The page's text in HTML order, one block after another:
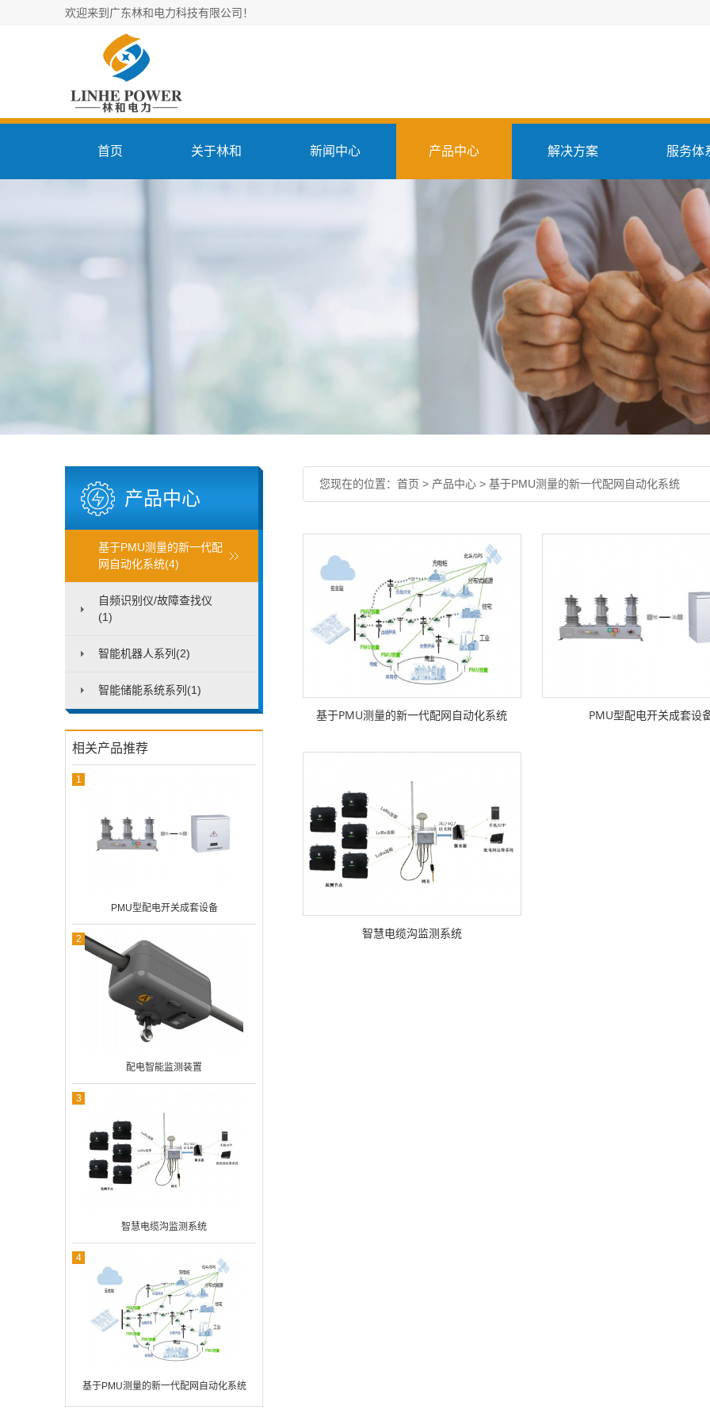
欢迎来到广东林和电力科技有限公司！
首页 关于林和 新闻中心 产品中心 解决方案 服务体
产品中心
基于PMU测量的新一代配
网自动化系统(4)
自频识别仪/故障查找仪
(1)
智能机器人系列(2)
智能储能系统系列(1)
相关产品推荐
1
PMU型配电开关成套设备
2
配电智能监测装置
3
智慧电缆沟监测系统
4
基于PMU测量的新一代配网自动化系统
您现在的位置： 首页 > 产品中心 > 基于PMU测量的新一代配网自动化系统
基于PMU测量的新一代配网自动化系统 PMU型配电开关成套设
智慧电缆沟监测系统